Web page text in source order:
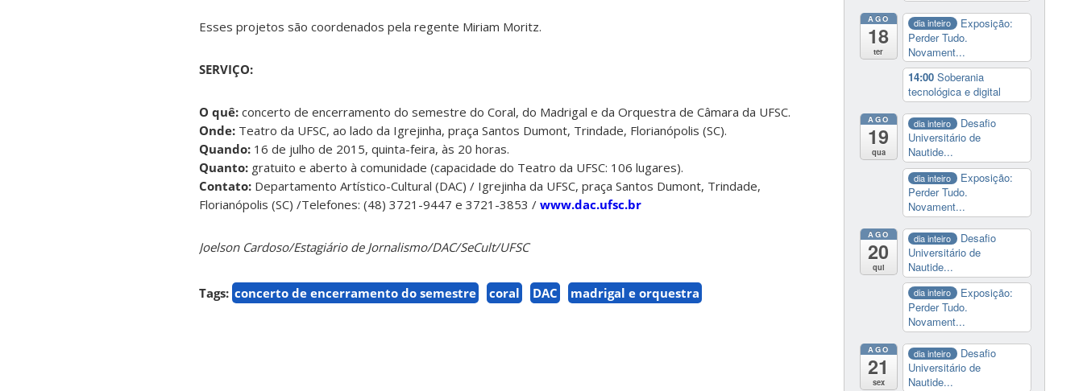
Esses projetos são coordenados pela regente Miriam Moritz.
SERVIÇO:
O quê: concerto de encerramento do semestre do Coral, do Madrigal e da Orquestra de Câmara da UFSC.
Onde: Teatro da UFSC, ao lado da Igrejinha, praça Santos Dumont, Trindade, Florianópolis (SC).
Quando: 16 de julho de 2015, quinta-feira, às 20 horas.
Quanto: gratuito e aberto à comunidade (capacidade do Teatro da UFSC: 106 lugares).
Contato: Departamento Artístico-Cultural (DAC) / Igrejinha da UFSC, praça Santos Dumont, Trindade,
Florianópolis (SC) /Telefones: (48) 3721-9447 e 3721-3853 / www.dac.ufsc.br
Joelson Cardoso/Estagiário de Jornalismo/DAC/SeCult/UFSC
Tags: concerto de encerramento do semestre coral DAC madrigal e orquestra
AGO
18
ter
dia inteiro
Exposição:
Perder Tudo.
Novament...
14:00 Soberania
tecnológica e digital
AGO
19
qua
dia inteiro
Desafio
Universitário de
Nautide...
dia inteiro
Exposição:
Perder Tudo.
Novament...
AGO
20
qui
dia inteiro
Desafio
Universitário de
Nautide...
dia inteiro
Exposição:
Perder Tudo.
Novament...
AGO
21
sex
dia inteiro
Desafio
Universitário de
Nautide...